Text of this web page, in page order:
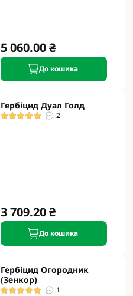
5 060.00 ₴
До кошика
Гербіцид Дуал Голд
2
3 709.20 ₴
До кошика
Гербіцид Огородник
(Зенкор)
1